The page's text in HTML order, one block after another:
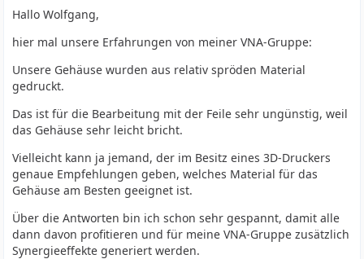
Hallo Wolfgang,
hier mal unsere Erfahrungen von meiner VNA-Gruppe:
Unsere Gehäuse wurden aus relativ spröden Material
gedruckt.
Das ist für die Bearbeitung mit der Feile sehr ungünstig, weil
das Gehäuse sehr leicht bricht.
Vielleicht kann ja jemand, der im Besitz eines 3D-Druckers
genaue Empfehlungen geben, welches Material für das
Gehäuse am Besten geeignet ist.
Über die Antworten bin ich schon sehr gespannt, damit alle
dann davon profitieren und für meine VNA-Gruppe zusätzlich
Synergieeffekte generiert werden.